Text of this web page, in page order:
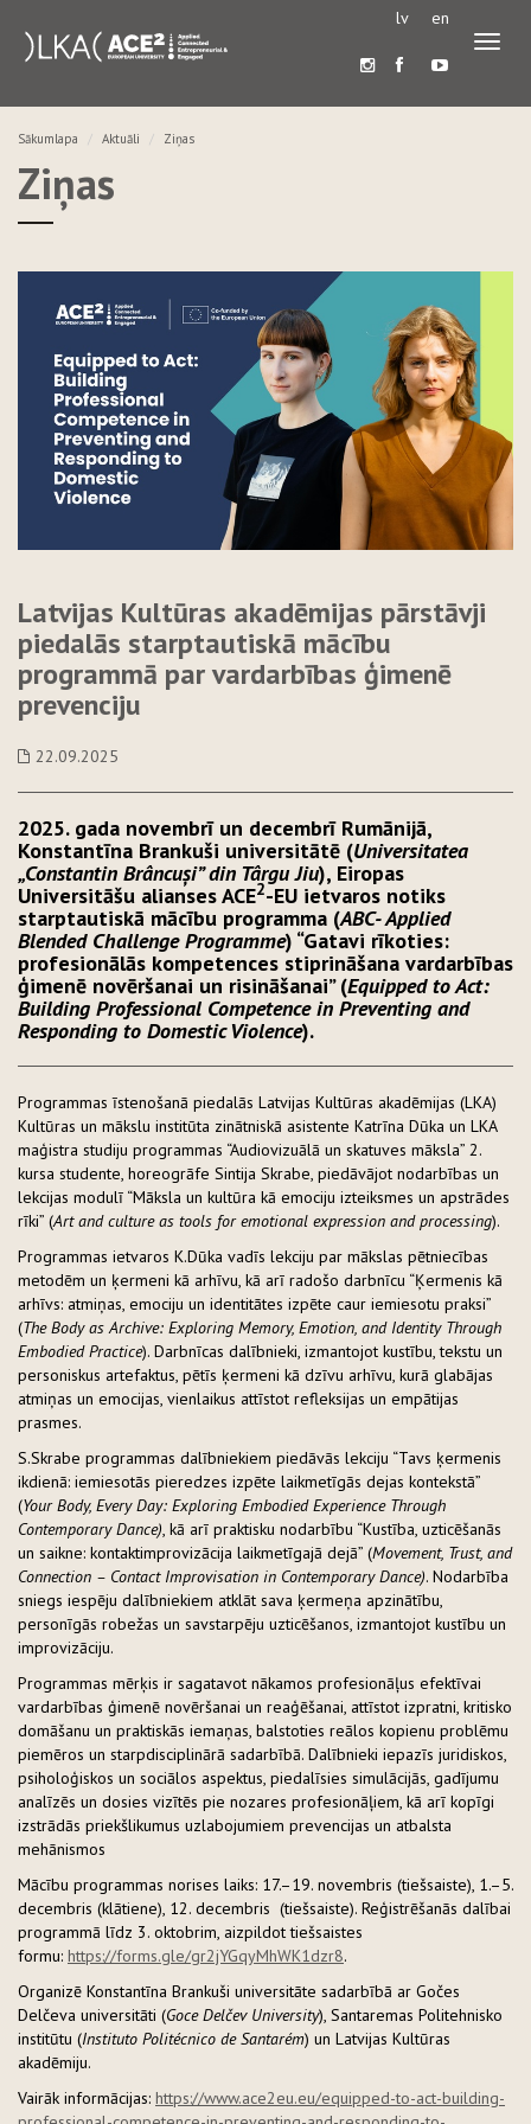
lv en
Sākumlapa Aktuāli Ziņas
Ziņas
Latvijas Kultūras akadēmijas pārstāvji
piedalās starptautiskā mācību
programmā par vardarbības ģimenē
prevenciju
22.09.2025
2025. gada novembrī un decembrī Rumānijā,
Konstantīna Brankuši universitātē (Universitatea
„Constantin Brâncuși” din Târgu Jiu), Eiropas
Universitāšu aliansesACE2-EU ietvaros notiks
starptautiskā mācību programma (ABC- Applied
Blended Challenge Programme) “Gatavi rīkoties:
profesionālās kompetences stiprināšana vardarbības
ģimenē novēršanai un risināšanai” (Equipped to Act:
Building Professional Competence in Preventing and
Responding to Domestic Violence).
Programmas īstenošanā piedalās Latvijas Kultūras akadēmijas (LKA)
Kultūras un mākslu institūta zinātniskā asistente Katrīna Dūka un LKA
maģistra studiju programmas “Audiovizuālā un skatuves māksla” 2.
kursa studente, horeogrāfe Sintija Skrabe, piedāvājot nodarbības un
lekcijas modulī “Māksla un kultūra kā emociju izteiksmes un apstrādes
rīki” (Art and culture as tools for emotional expression and processing).
Programmas ietvaros K.Dūka vadīs lekciju par mākslas pētniecības
metodēm un ķermeni kā arhīvu, kā arī radošo darbnīcu “Ķermenis kā
arhīvs: atmiņas, emociju un identitātes izpēte caur iemiesotu praksi”
(The Body as Archive: Exploring Memory, Emotion, and Identity Through
Embodied Practice). Darbnīcas dalībnieki, izmantojot kustību, tekstu un
personiskus artefaktus, pētīs ķermeni kā dzīvu arhīvu, kurā glabājas
atmiņas un emocijas, vienlaikus attīstot refleksijas un empātijas
prasmes.
S.Skrabe programmas dalībniekiem piedāvās lekciju “Tavs ķermenis
ikdienā: iemiesotās pieredzes izpēte laikmetīgās dejas kontekstā”
(Your Body, Every Day: Exploring Embodied Experience Through
Contemporary Dance), kā arī praktisku nodarbību “Kustība, uzticēšanās
un saikne: kontaktimprovizācija laikmetīgajā dejā” (Movement, Trust, and
Connection – Contact Improvisation in Contemporary Dance). Nodarbība
sniegs iespēju dalībniekiem atklāt sava ķermeņa apzinātību,
personīgās robežas un savstarpēju uzticēšanos, izmantojot kustību un
improvizāciju.
Programmas mērķis ir sagatavot nākamos profesionāļus efektīvai
vardarbības ģimenē novēršanai un reaģēšanai, attīstot izpratni, kritisko
domāšanu un praktiskās iemaņas, balstoties reālos kopienu problēmu
piemēros un starpdisciplinārā sadarbībā. Dalībnieki iepazīs juridiskos,
psiholoģiskos un sociālos aspektus, piedalīsies simulācijās, gadījumu
analīzēs un dosies vizītēs pie nozares profesionāļiem, kā arī kopīgi
izstrādās priekšlikumus uzlabojumiem prevencijas un atbalsta
mehānismos
Mācību programmas norises laiks: 17.–19. novembris (tiešsaiste), 1.–5.
decembris (klātiene), 12. decembris (tiešsaiste). Reģistrēšanās dalībai
programmā līdz 3. oktobrim, aizpildot tiešsaistes
formu: https://forms.gle/gr2jYGqyMhWK1dzr8.
Organizē Konstantīna Brankuši universitāte sadarbībā ar Gočes
Delčeva universitāti (Goce Delčev University), Santaremas Politehnisko
institūtu (Instituto Politécnico de Santarém) un Latvijas Kultūras
akadēmiju.
Vairāk informācijas: https://www.ace2eu.eu/equipped-to-act-building-